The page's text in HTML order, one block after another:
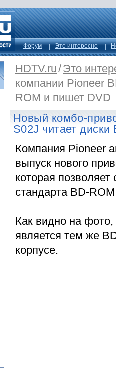
Форум Это интересно
HDTV.ru/Это
компании Pioneer
ROM и пишет DVD
Новый комбо-
S02J читает
Компания Pioneer
выпуск нового
которая позволяет
стандарта BD-
Как видно на
является тем же
корпусе.